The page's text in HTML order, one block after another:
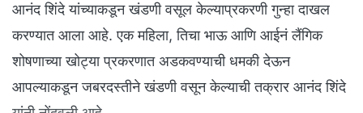
आनंद शिंदे यांच्याकडून खंडणी वसूल केल्याप्रकरणी गुन्हा दाखल
करण्यात आला आहे. एक महिला, तिचा भाऊ आणि आईनं लैंगिक
शोषणाच्या खोट्या प्रकरणात अडकवण्याची धमकी देऊन
आपल्याकडून जबरदस्तीने खंडणी वसून केल्याची तक्रार आनंद शिंदे